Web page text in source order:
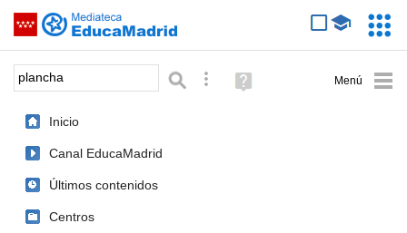
Saltar navegación
Palabra o frase: Búsqueda avanzada
Ayuda
(en
Inicio
Canal EducaMadrid
Últimos contenidos
Centros